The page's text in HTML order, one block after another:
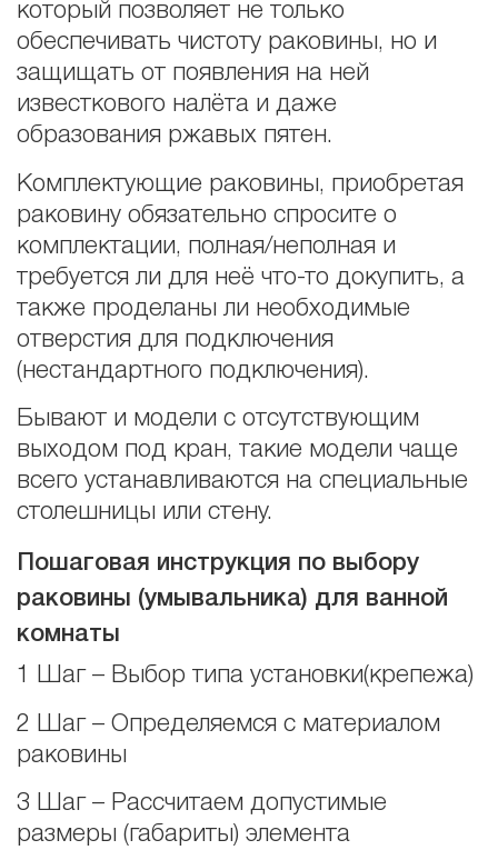
который позволяет не только
обеспечивать чистоту раковины, но и
защищать от появления на ней
известкового налёта и даже
образования ржавых пятен.
Комплектующие раковины, приобретая
раковину обязательно спросите о
комплектации, полная/неполная и
требуется ли для неё что-то докупить, а
также проделаны ли необходимые
отверстия для подключения
(нестандартного подключения).
Бывают и модели с отсутствующим
выходом под кран, такие модели чаще
всего устанавливаются на специальные
столешницы или стену.
Пошаговая инструкция по выбору
раковины (умывальника) для ванной
комнаты
1 Шаг – Выбор типа установки(крепежа)
2 Шаг – Определяемся с материалом
раковины
3 Шаг – Рассчитаем допустимые
размеры (габариты) элемента